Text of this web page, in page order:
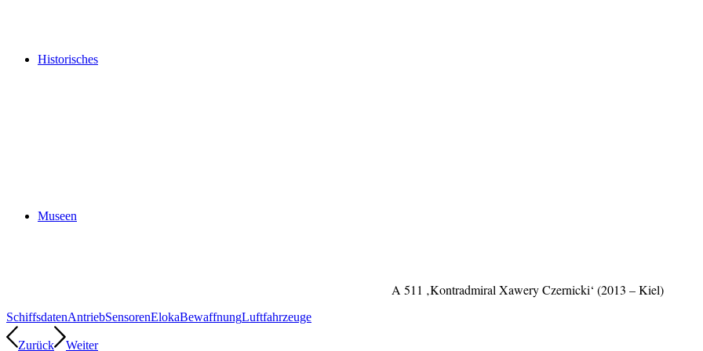
Historisches
Museen
A 511 ‚Kontradmiral Xawery Czernicki‘ (2013 – Kiel)
SchiffsdatenAntriebSensorenElokaBewaffnungLuftfahrzeuge
Zurück Weiter